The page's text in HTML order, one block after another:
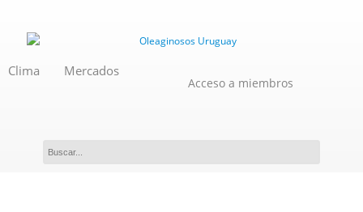
Clima Mercados
Acceso a miembros